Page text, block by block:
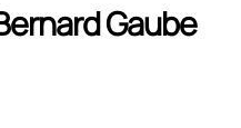
Gaube